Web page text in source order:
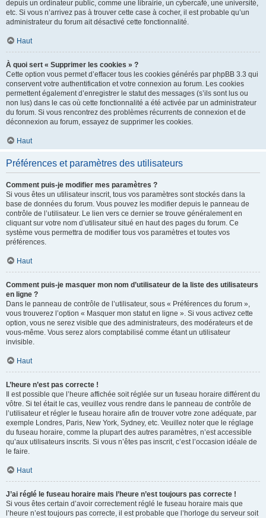
depuis un ordinateur public, comme une librairie, un cybercafé, une université,
etc. Si vous n’arrivez pas à trouver cette case à cocher, il est probable qu’un
administrateur du forum ait désactivé cette fonctionnalité.
Haut
À quoi sert « Supprimer les cookies » ?
Cette option vous permet d’effacer tous les cookies générés par phpBB 3.3 qui
conservent votre authentification et votre connexion au forum. Les cookies
permettent également d’enregistrer le statut des messages (s’ils sont lus ou
non lus) dans le cas où cette fonctionnalité a été activée par un administrateur
du forum. Si vous rencontrez des problèmes récurrents de connexion et de
déconnexion au forum, essayez de supprimer les cookies.
Haut
Préférences et paramètres des utilisateurs
Comment puis-je modifier mes paramètres ?
Si vous êtes un utilisateur inscrit, tous vos paramètres sont stockés dans la
base de données du forum. Vous pouvez les modifier depuis le panneau de
contrôle de l’utilisateur. Le lien vers ce dernier se trouve généralement en
cliquant sur votre nom d’utilisateur situé en haut des pages du forum. Ce
système vous permettra de modifier tous vos paramètres et toutes vos
préférences.
Haut
Comment puis-je masquer mon nom d’utilisateur de la liste des utilisateurs
en ligne ?
Dans le panneau de contrôle de l’utilisateur, sous « Préférences du forum »,
vous trouverez l’option « Masquer mon statut en ligne ». Si vous activez cette
option, vous ne serez visible que des administrateurs, des modérateurs et de
vous-même. Vous serez alors comptabilisé comme étant un utilisateur
invisible.
Haut
L’heure n’est pas correcte !
Il est possible que l’heure affichée soit réglée sur un fuseau horaire différent du
vôtre. Si tel était le cas, veuillez vous rendre dans le panneau de contrôle de
l’utilisateur et régler le fuseau horaire afin de trouver votre zone adéquate, par
exemple Londres, Paris, New York, Sydney, etc. Veuillez noter que le réglage
du fuseau horaire, comme la plupart des autres paramètres, n’est accessible
qu’aux utilisateurs inscrits. Si vous n’êtes pas inscrit, c’est l’occasion idéale de
le faire.
Haut
J’ai réglé le fuseau horaire mais l’heure n’est toujours pas correcte !
Si vous êtes certain d’avoir correctement réglé le fuseau horaire mais que
l’heure n’est toujours pas correcte, il est probable que l’horloge du serveur soit